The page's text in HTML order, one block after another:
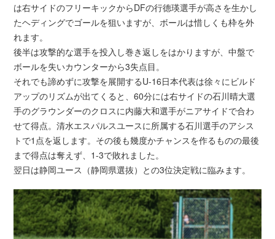
は右サイドのフリーキックからDFの行德瑛選手が高さを生かし
たヘディングでゴールを狙いますが、ボールは惜しくも枠を外
れます。
後半は攻撃的な選手を投入し巻き返しをはかりますが、中盤で
ボールを失いカウンターから3失点目。
それでも諦めずに攻撃を展開するU-16日本代表は徐々にビルド
アップのリズムが出てくると、60分には右サイドの石川晴大選
手のグラウンダーのクロスに内藤大和選手がニアサイドで合わ
せて得点。清水エスパルスユースに所属する石川選手のアシス
トで1点を返します。その後も幾度かチャンスを作るものの最後
まで得点は奪えず、1-3で敗れました。
翌日は静岡ユース（静岡県選抜）との3位決定戦に臨みます。